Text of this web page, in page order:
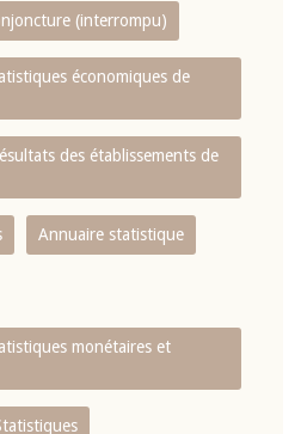
(interrompu)
économiques de
des établissements de
Annuaire statistique
monétaires et